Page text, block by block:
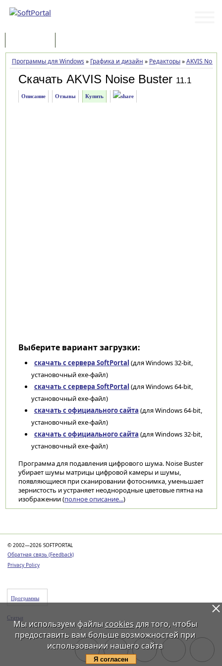
Программы для Windows » Графика и дизайн » Редакторы»AKVIS
Скачать AKVIS Noise Buster 11.1
Описание Отзывы Купить
Выберите вариант загрузки:
скачать с сервера SoftPortal (для Windows 32-bit,
установочный exe-файл)
скачать с сервера SoftPortal (для Windows 64-bit,
установочный exe-файл)
скачать с официального сайта (для Windows 64-bit,
установочный exe-файл)
скачать с официального сайта (для Windows 32-bit,
установочный exe-файл)
Программа для подавления цифрового шума. Noise Buster
убирает шумы матрицы цифровой камеры и шумы,
появляющиеся при сканировании фотоснимка, уменьшает
зернистость и устраняет неоднородные цветовые пятна на
изображении (полное описание...)
© 2002—2026 SOFTPORTAL
Обратная связь (Feedback)
Privacy Policy
Программы
Статьи
Мы используем файлы cookiesдля того, чтобы
предоставить вам больше возможностей при
использовании нашего сайта